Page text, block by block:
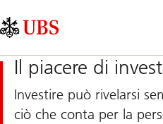
Links
Area
Il piacere di
Investire può rivelarsi
ciò che conta per la